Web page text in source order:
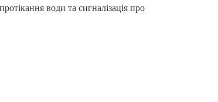
води та сигналізація про